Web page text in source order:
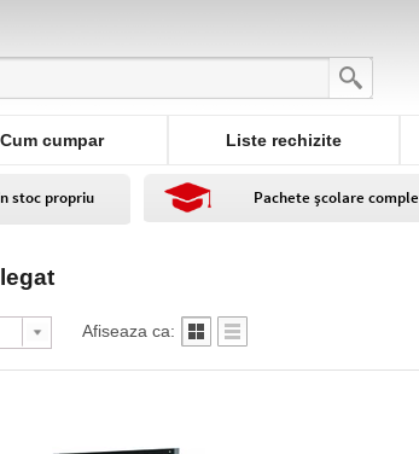
Cum cumpar Liste rechizite
stoc propriu Pachete școlare
Afiseaza ca: